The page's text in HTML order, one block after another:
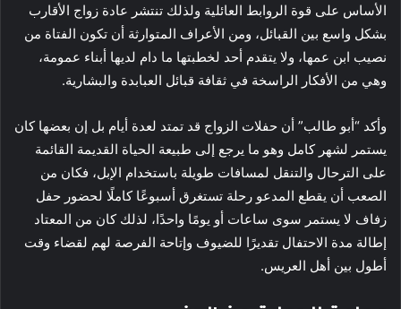
الأساس على قوة الروابط العائلية ولذلك تنتشر عادة زواج الأقارب
بشكل واسع بين القبائل، ومن الأعراف المتوارثة أن تكون الفتاة من
نصيب ابن عمها، ولا يتقدم أحد لخطبتها ما دام لديها أبناء عمومة،
وهي من الأفكار الراسخة في ثقافة قبائل العبابدة والبشارية.
وأكد “أبو طالب” أن حفلات الزواج قد تمتد لعدة أيام بل إن بعضها كان
يستمر لشهر كامل وهو ما يرجع إلى طبيعة الحياة القديمة القائمة
على الترحال والتنقل لمسافات طويلة باستخدام الإبل، فكان من
الصعب أن يقطع المدعو رحلة تستغرق أسبوعًا كاملًا لحضور حفل
زفاف لا يستمر سوى ساعات أو يومًا واحدًا، لذلك كان من المعتاد
إطالة مدة الاحتفال تقديرًا للضيوف وإتاحة الفرصة لهم لقضاء وقت
أطول بين أهل العريس.